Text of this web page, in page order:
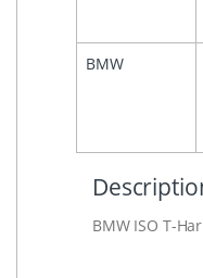
BMW
BMW ISO T-